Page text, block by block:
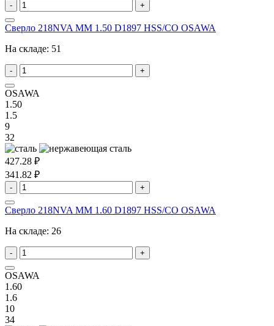
- +
Сверло 218NVA MM 1.50 D1897 HSS/CO OSAWA
На складе: 51
- +
OSAWA
1.50
1.5
9
32
427.28 ₽
341.82 ₽
- +
Сверло 218NVA MM 1.60 D1897 HSS/CO OSAWA
На складе: 26
- +
OSAWA
1.60
1.6
10
34